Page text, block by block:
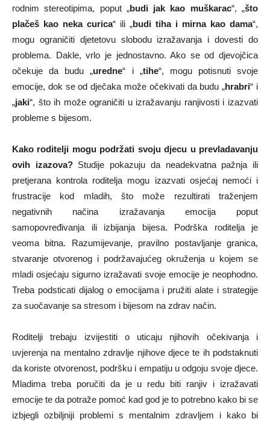
rodnim stereotipima, poput „budi jak kao muškarac“, „što
plačeš kao neka curica“ ili „budi tiha i mirna kao dama“,
mogu ograničiti djetetovu slobodu izražavanja i dovesti do
problema. Dakle, vrlo je jednostavno. Ako se od djevojčica
očekuje da budu „uredne“ i „tihe“, mogu potisnuti svoje
emocije, dok se od dječaka može očekivati da budu „hrabri“ i
„jaki“, što ih može ograničiti u izražavanju ranjivosti i izazvati
probleme s bijesom.
Kako roditelji mogu podržati svoju djecu u prevladavanju
ovih izazova?Studije pokazuju da neadekvatna pažnja ili
pretjerana kontrola roditelja mogu izazvati osjećaj nemoći i
frustracije kod mladih, što može rezultirati traženjem
negativnih načina izražavanja emocija poput
samopovređivanja ili izbijanja bijesa. Podrška roditelja je
veoma bitna. Razumijevanje, pravilno postavljanje granica,
stvaranje otvorenog i podržavajućeg okruženja u kojem se
mladi osjećaju sigurno izražavati svoje emocije je neophodno.
Treba podsticati dijalog o emocijama i pružiti alate i strategije
za suočavanje sa stresom i bijesom na zdrav način.
Roditelji trebaju izvijestiti o uticaju njihovih očekivanja i
uvjerenja na mentalno zdravlje njihove djece te ih podstaknuti
da koriste otvorenost, podršku i empatiju u odgoju svoje djece.
Mladima treba poručiti da je u redu biti ranjiv i izražavati
emocije te da potraže pomoć kad god je to potrebno kako bi se
izbjegli ozbiljniji problemi s mentalnim zdravljem i kako bi